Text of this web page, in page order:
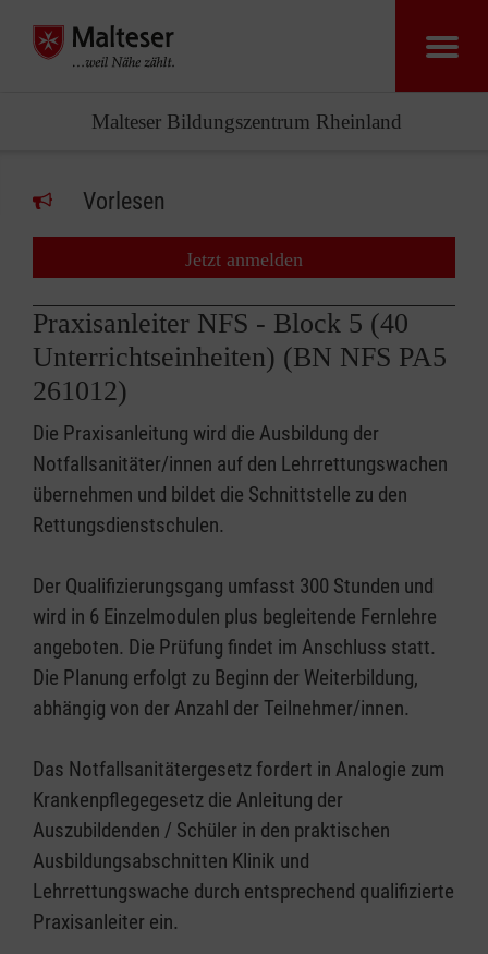
Malteser Bildungszentrum Rheinland
Vorlesen
Jetzt anmelden
Praxisanleiter NFS - Block 5 (40
Unterrichtseinheiten) (BN NFS PA5
261012)
Die Praxisanleitung wird die Ausbildung der
Notfallsanitäter/innen auf den Lehrrettungswachen
übernehmen und bildet die Schnittstelle zu den
Rettungsdienstschulen.
Der Qualifizierungsgang umfasst 300 Stunden und
wird in 6 Einzelmodulen plus begleitende Fernlehre
angeboten. Die Prüfung findet im Anschluss statt.
Die Planung erfolgt zu Beginn der Weiterbildung,
abhängig von der Anzahl der Teilnehmer/innen.
Das Notfallsanitätergesetz fordert in Analogie zum
Krankenpflegegesetz die Anleitung der
Auszubildenden / Schüler in den praktischen
Ausbildungsabschnitten Klinik und
Lehrrettungswache durch entsprechend qualifizierte
Praxisanleiter ein.